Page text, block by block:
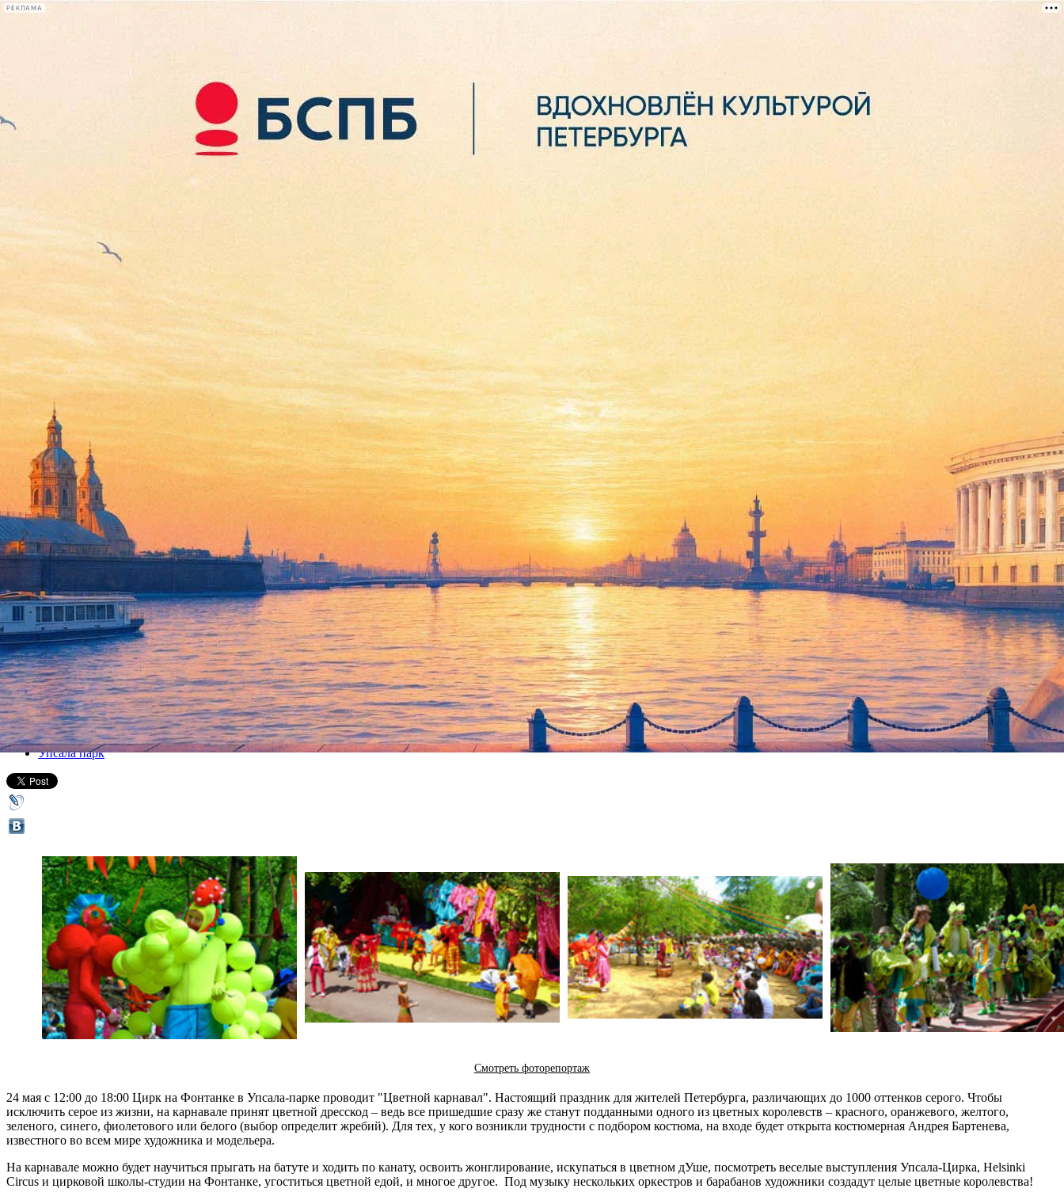
РЕКЛАМА
лекции
книги
В Петербурге пройдет Цветной карнавал
24 мая 2014, суббота,12.00-18.00
Версия для печати
Все афиша плюс
Упсала парк
Смотреть фоторепортаж
24 мая с 12:00 до 18:00 Цирк на Фонтанке в Упсала-парке проводит "Цветной карнавал". Настоящий праздник для жителей Петербурга, различающих до 1000 оттенков серого. Чтобы
исключить серое из жизни, на карнавале принят цветной дресскод – ведь все пришедшие сразу же станут подданными одного из цветных королевств – красного, оранжевого, желтого,
зеленого, синего, фиолетового или белого (выбор определит жребий). Для тех, у кого возникли трудности с подбором костюма, на входе будет открыта костюмерная Андрея Бартенева,
известного во всем мире художника и модельера.
На карнавале можно будет научиться прыгать на батуте и ходить по канату, освоить жонглирование, искупаться в цветном дУше, посмотреть веселые выступления Упсала-Цирка, Helsinki
Circus и цирковой школы-студии на Фонтанке, угоститься цветной едой, и многое другое. Под музыку нескольких оркестров и барабанов художники создадут целые цветные королевства!